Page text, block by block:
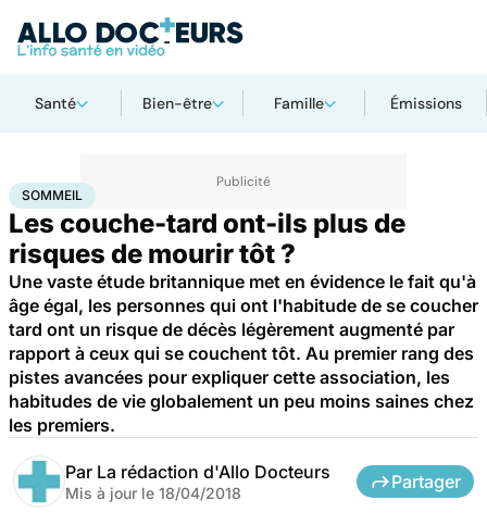
Santé Bien-être Famille Émissions
AccueilSanté
SOMMEIL
Les couche-tard ont-ils plus de
risques de mourir tôt ?
Une vaste étude britannique met en évidence le fait qu'à
âge égal, les personnes qui ont l'habitude de se coucher
tard ont un risque de décès légèrement augmenté par
rapport à ceux qui se couchent tôt. Au premier rang des
pistes avancées pour expliquer cette association, les
habitudes de vie globalement un peu moins saines chez
les premiers.
Par La rédaction d'Allo Docteurs
Mis à jour le 18/04/2018
Partager